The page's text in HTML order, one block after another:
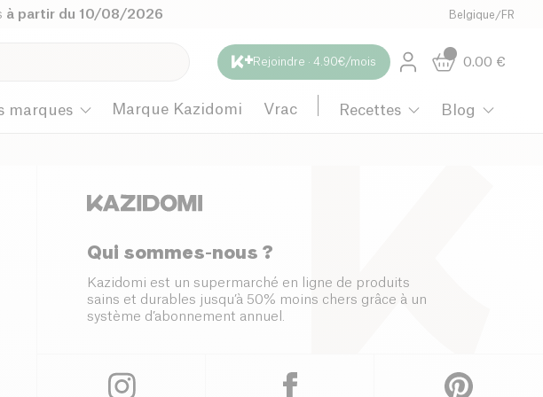
à partir du 10/08/2026 Belgique /FR
Rejoindre · 4.90€/mois 0.00 €
marques Marque Kazidomi Vrac Recettes Blog
Qui sommes-nous ?
Kazidomi est un supermarché en ligne de produits
sains et durables jusqu’à 50% moins chers grâce à un
système d’abonnement annuel.